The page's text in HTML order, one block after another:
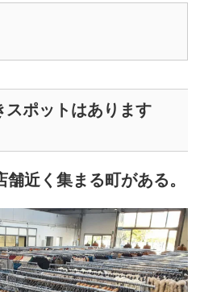
スポットはあります
近く集まる町がある。